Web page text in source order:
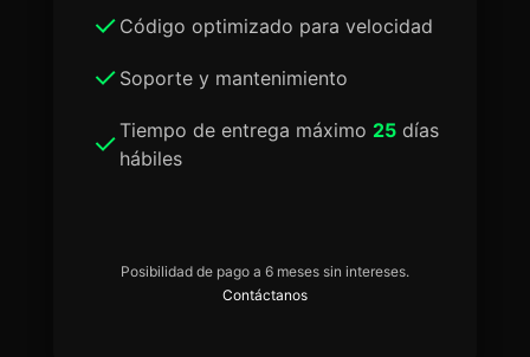
Código optimizado para velocidad
Soporte y mantenimiento
Tiempo de entrega máximo 25días
hábiles
Posibilidad de pago a 6 meses sin intereses.
Contáctanos